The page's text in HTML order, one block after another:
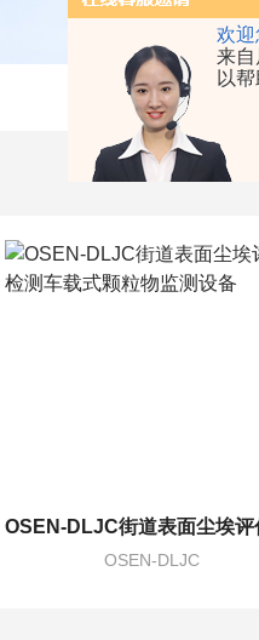
欢迎
来
以
OSEN-DLJC